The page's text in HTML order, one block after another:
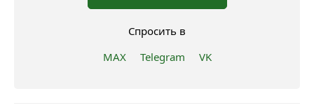
Спросить в
MAX
Telegram VK